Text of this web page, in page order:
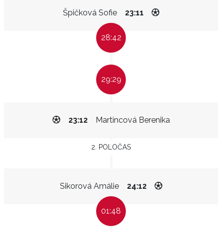
Špičková Sofie 23:11
28:42
29:29
Martincová Berenika
23:12
2. POLOČAS
Sikorová Amálie 24:12
01:48